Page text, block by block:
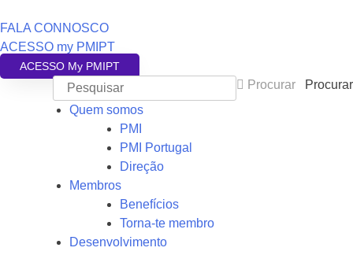
FALA CONNOSCO
ACESSO my PMIPT
ACESSO My PMIPT
Procurar
Procurar
Quem somos
PMI
PMI Portugal
Direção
Membros
Benefícios
Torna-te membro
Desenvolvimento